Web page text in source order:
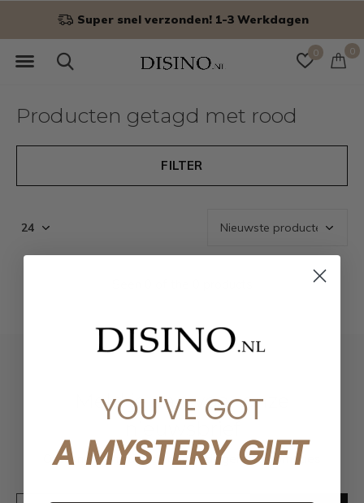
0 0
Super snel verzonden! 1-3 Werkdagen
Producten getagd met rood
FILTER
Meld je aan voor onze
Ontvang de nieuwste aanbiedingen en promoties
YOU'VE GOT
A MYSTERY GIFT